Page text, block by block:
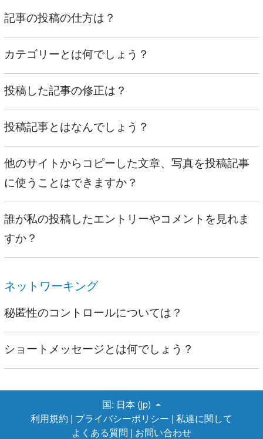
記事の投稿の仕方は？
カテゴリーとは何でしょう？
投稿した記事の修正は？
投稿記事とはなんでしょう？
他のサイトからコピーした文章、写真を投稿記事
に使うことはできますか？
誰が私の投稿したエントリーやコメントを見れま
すか？
ネットワーキング
秘匿性のコントロールについては？
ショートメッセージとは何でしょう？
国: 日本 (jp)
利用規約 | プライバシーポリシー | 私達に関して
よくある質問 | お問い合わせ